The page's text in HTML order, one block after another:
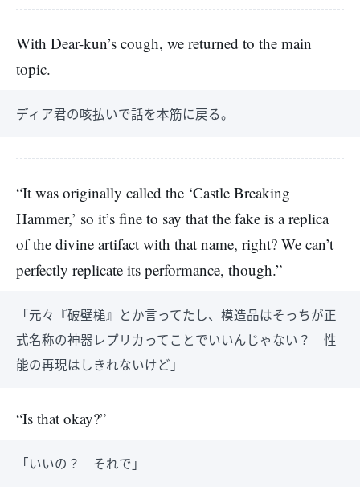
With Dear-kun’s cough, we returned to the main
topic.
ディア君の咳払いで話を本筋に戻る。
“It was originally called the ‘Castle Breaking
Hammer,’ so it’s fine to say that the fake is a replica
of the divine artifact with that name, right? We can’t
perfectly replicate its performance, though.”
「元々『破壁槌』とか言ってたし、模造品はそっちが正
式名称の神器レプリカってことでいいんじゃない？ 性
能の再現はしきれないけど」
“Is that okay?”
「いいの？ それで」